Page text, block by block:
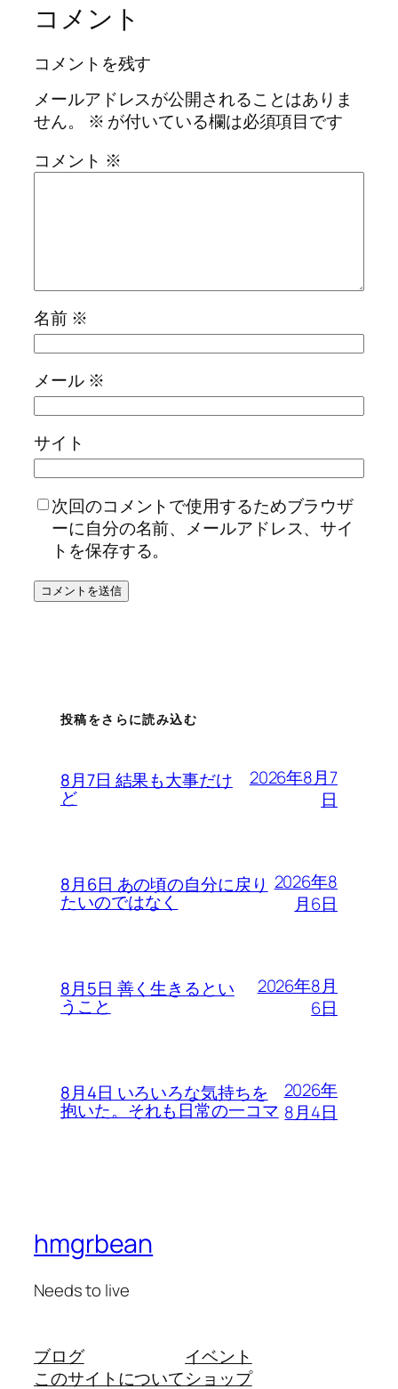
コメント
コメントを残す
メールアドレスが公開されることはありま
せん。
※ が付いている欄は必須項目です
コメント ※
名前 ※
メール ※
サイト
次回のコメントで使用するためブラウザ
ーに自分の名前、メールアドレス、サイ
トを保存する。
投稿をさらに読み込む
8月7日 結果も大事だけ
ど
2026年8月7
日
8月6日 あの頃の自分に戻り
たいのではなく
2026年8
月6日
8月5日 善く生きるとい
うこと
2026年8月
6日
8月4日 いろいろな気持ちを
抱いた。それも日常の一コマ
2026年
8月4日
hmgrbean
Needs to live
ブログ
このサイトについて
イベント
ショップ